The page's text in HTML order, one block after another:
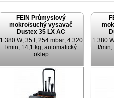
FEIN Průmyslový
mokro/suchý vysavač
Dustex 35 LX AC
1.380 W; 35 l; 254 mbar; 4.320
l/min; 14,1 kg; automatický
oklep
1.380
l/